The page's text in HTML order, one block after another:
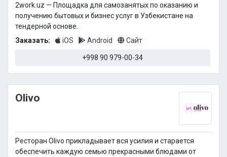
2work.uz — Площадка для самозанятых по оказанию и
получению бытовых и бизнес услуг в Узбекистане на
тендерной основе.
Заказать:
iOS Android Сайт
+998 90 979-00-34
Olivo
Ресторан Olivo прикладывает вся усилия и старается
обеспечить каждую семью прекрасными блюдами от